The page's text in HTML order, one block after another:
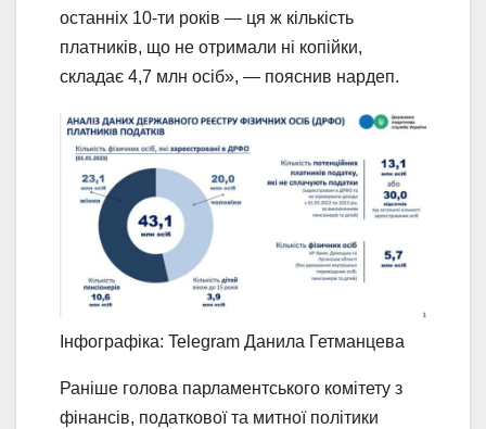
останніх 10-ти років — ця ж кількість
платників, що не отримали ні копійки,
складає 4,7 млн осіб», — пояснив нардеп.
Інфографіка: Telegram Данила Гетманцева
Раніше голова парламентського комітету з
фінансів, податкової та митної політики